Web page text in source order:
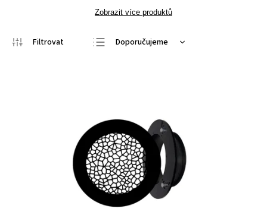
Zobrazit více produktů
Doporučujeme
Abecedně